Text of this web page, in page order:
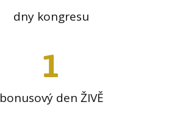
dny kongresu
1
bonusový den ŽIVĚ